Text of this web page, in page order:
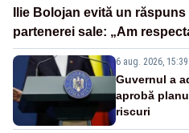
Ilie Bolojan evită un
partenerei sale: „Am
6 aug. 2026, 15:39
Guvernul a
aprobă
riscuri